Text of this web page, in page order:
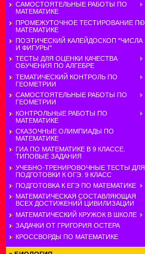
САМОСТОЯТЕЛЬНЫЕ РАБОТЫ ПО
МАТЕМАТИКЕ
ПРОМЕЖУТОЧНОЕ ТЕСТИРОВАНИЕ ПО
МАТЕМАТИКЕ
ПОЭТИЧЕСКИЙ КАЛЕЙДОСКОП "ЧИСЛА
И ФИГУРЫ"
ТЕСТЫ ДЛЯ ОЦЕНКИ КАЧЕСТВА
ОБУЧЕНИЯ ПО АЛГЕБРЕ
ТЕМАТИЧЕСКИЙ КОНТРОЛЬ ПО
ГЕОМЕТРИИ
САМОСТОЯТЕЛЬНЫЕ РАБОТЫ ПО
ГЕОМЕТРИИ
КОНТРОЛЬНЫЕ РАБОТЫ ПО
МАТЕМАТИКЕ
СКАЗОЧНЫЕ ОЛИМПИАДЫ ПО
МАТЕМАТИКЕ
ГИА ПО МАТЕМАТИКЕ В 9 КЛАССЕ.
ТИПОВЫЕ ЗАДАНИЯ
УЧЕБНО-ТРЕНИРОВОЧНЫЕ ТЕСТЫ ДЛЯ
ПОДГОТОВКИ К ОГЭ. 9 КЛАСС
ПОДГОТОВКА К ЕГЭ ПО МАТЕМАТИКЕ
МАТЕМАТИЧЕСКАЯ СОСТАВЛЯЮЩАЯ
ВСЕХ ДОСТИЖЕНИЙ ЦИВИЛИЗАЦИИ
МАТЕМАТИЧЕСКИЙ КРУЖОК В ШКОЛЕ
ЗАДАЧКИ ОТ ГРИГОРИЯ ОСТЕРА
КРОССВОРДЫ ПО МАТЕМАТИКЕ